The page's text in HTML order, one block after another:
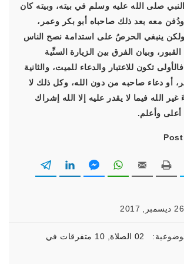
صلى الله عليه وسلم في بيته، وبيته كان
معه بعد ذلك صاحباه أبو بكر وعمر،
ينبغي الحرصُ على استدامة نصح الناس
وبيان الفرق بين الزيارة السنِّية
تكون للاعتبار والدعاء للميت، والثانية
أو دعاء صاحبه من دون الله، وكل ذلك لا
الله فيما لا يقدر عليه إلا الله إشراك
أعلى وأعلم.
02 الصلاة
10 متفرقات في